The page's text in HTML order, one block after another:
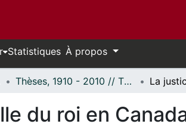
Statistiques À propos
Thèses, 1910 - 2010 // Theses, 1910 - 2010
du roi en